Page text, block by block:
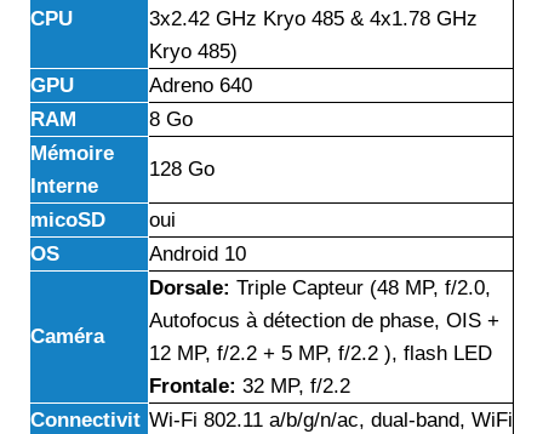
CPU
3x2.42 GHz Kryo 485 & 4x1.78 GHz
Kryo 485)
GPU
Adreno 640
RAM
8 Go
Mémoire
Interne
128 Go
micoSD
oui
OS
Android 10
Caméra
Dorsale: Triple Capteur (48 MP, f/2.0,
Autofocus à détection de phase, OIS +
12 MP, f/2.2 + 5 MP, f/2.2 ), flash LED
Frontale: 32 MP, f/2.2
Connectivit Wi-Fi 802.11 a/b/g/n/ac, dual-band, WiFi